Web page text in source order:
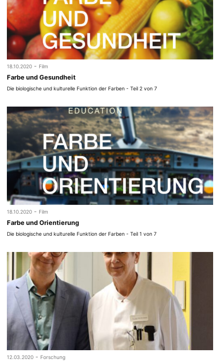
18.10.2020 - Film
Farbe und Gesundheit
Die biologische und kulturelle Funktion der Farben - Teil 2 von 7
18.10.2020 - Film
Farbe und Orientierung
Die biologische und kulturelle Funktion der Farben - Teil 1 von 7
12.03.2020 - Forschung